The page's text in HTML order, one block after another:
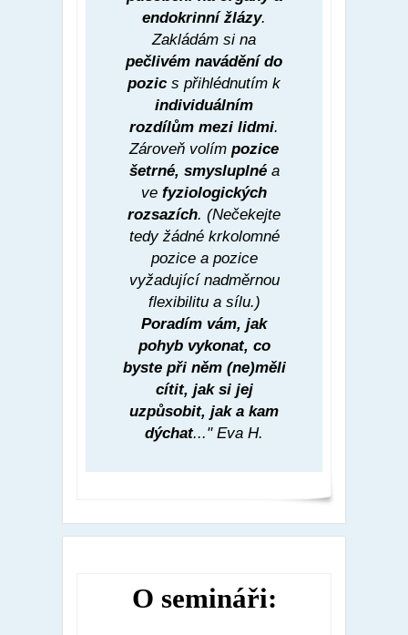
endokrinní žlázy.
Zakládám si na
pečlivém navádění do
pozic s přihlédnutím k
individuálním
rozdílům mezi lidmi.
Zároveň volím pozice
šetrné, smysluplnéa
ve fyziologických
rozsazích. (Nečekejte
tedy žádné krkolomné
pozice a pozice
vyžadující nadměrnou
flexibilitu a sílu.)
Poradím vám, jak
pohyb vykonat, co
byste při něm (ne)měli
cítit, jak si jej
uzpůsobit, jak a kam
dýchat..." Eva H.
O semináři: